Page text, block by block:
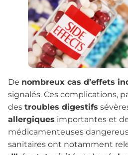
De nombreux cas d’effets
signalés. Ces complications,
des troubles digestifs
allergiques importantes et
médicamenteuses
sanitaires ont notamment